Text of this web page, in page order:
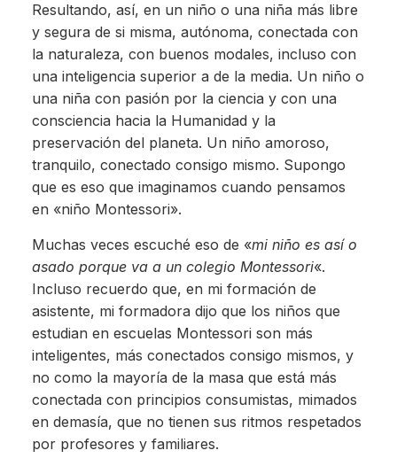
Resultando, así, en un niño o una niña más libre
y segura de si misma, autónoma, conectada con
la naturaleza, con buenos modales, incluso con
una inteligencia superior a de la media. Un niño o
una niña con pasión por la ciencia y con una
consciencia hacia la Humanidad y la
preservación del planeta. Un niño amoroso,
tranquilo, conectado consigo mismo. Supongo
que es eso que imaginamos cuando pensamos
en «niño Montessori».
Muchas veces escuché eso de «mi niño es así o
asado porque va a un colegio Montessori«.
Incluso recuerdo que, en mi formación de
asistente, mi formadora dijo que los niños que
estudian en escuelas Montessori son más
inteligentes, más conectados consigo mismos, y
no como la mayoría de la masa que está más
conectada con principios consumistas, mimados
en demasía, que no tienen sus ritmos respetados
por profesores y familiares.